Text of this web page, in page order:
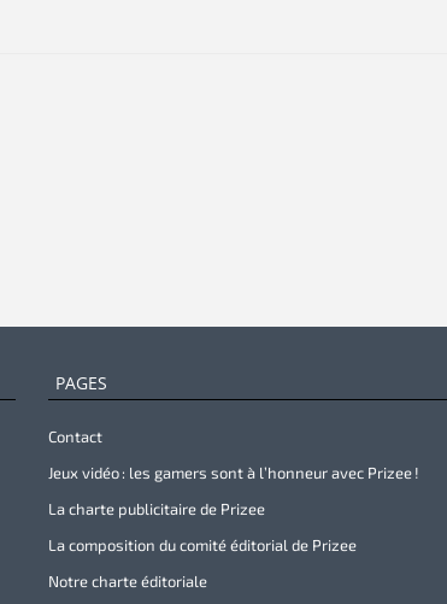
PAGES
Contact
Jeux vidéo : les gamers sont à l’honneur avec Prizee !
La charte publicitaire de Prizee
La composition du comité éditorial de Prizee
Notre charte éditoriale